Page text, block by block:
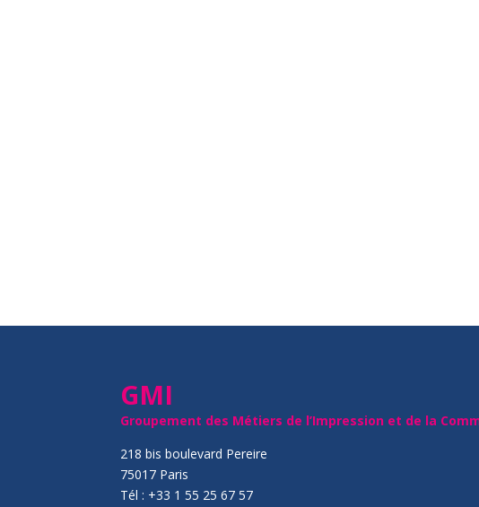
GMI
Groupement des Métiers de l’Impression et de la
218 bis boulevard Pereire
75017 Paris
Tél : +33 1 55 25 67 57